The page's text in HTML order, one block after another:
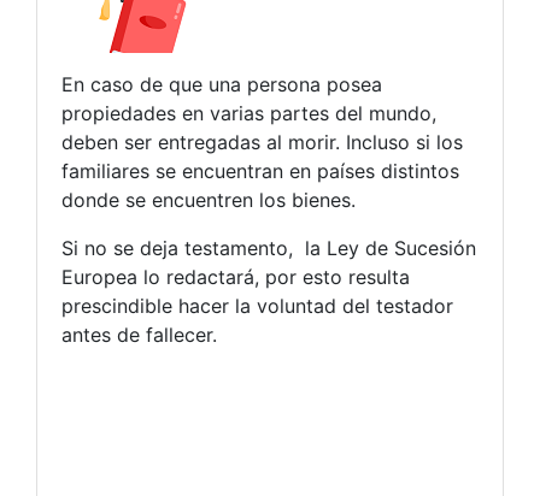
En caso de que una persona posea
propiedades en varias partes del mundo,
deben ser entregadas al morir. Incluso si los
familiares se encuentran en países distintos
donde se encuentren los bienes.
Si no se deja testamento, la Ley de Sucesión
Europea lo redactará, por esto resulta
prescindible hacer la voluntad del testador
antes de fallecer.